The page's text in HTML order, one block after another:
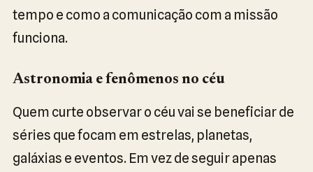
tempo e como a comunicação com a missão
funciona.
Astronomia e fenômenos no céu
Quem curte observar o céu vai se beneficiar de
séries que focam em estrelas, planetas,
galáxias e eventos. Em vez de seguir apenas